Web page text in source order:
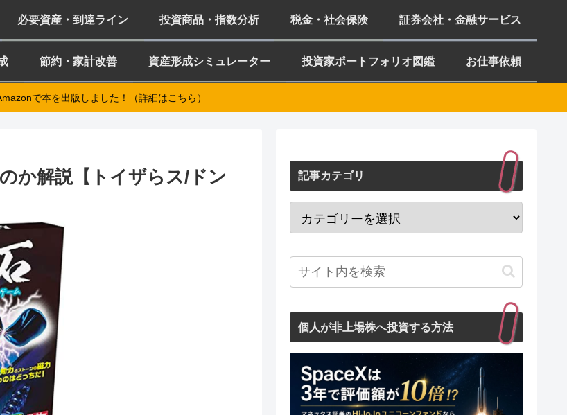
必要資産・到達ライン 投資商品・指数分析 税金・社会保険 証券会社・金融サービス
節約・家計改善 資産形成シミュレーター 投資家ポートフォリオ図鑑 お仕事依頼
で本を出版しました！（詳細はこちら）
か解説【トイザらス/ドン
記事カテゴリ
個人が非上場株へ投資する方法